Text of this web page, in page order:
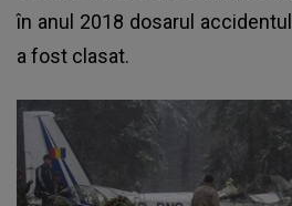
în anul 2018 dosarul
a fost clasat.